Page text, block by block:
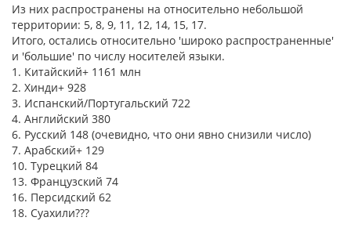
Из них распространены на относительно небольшой
территории: 5, 8, 9, 11, 12, 14, 15, 17.
Итого, остались относительно 'широко распространенные'
и 'большие' по числу носителей языки.
1. Китайский+ 1161 млн
2. Хинди+ 928
3. Испанский/Португальский 722
4. Английский 380
6. Русский 148 (очевидно, что они явно снизили число)
7. Арабский+ 129
10. Турецкий 84
13. Французский 74
16. Персидский 62
18. Суахили???